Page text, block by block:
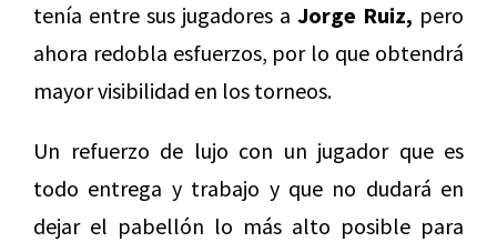
tenía entre sus jugadores a Jorge Ruiz, pero
ahora redobla esfuerzos, por lo que obtendrá
mayor visibilidad en los torneos.
Un refuerzo de lujo con un jugador que es
todo entrega y trabajo y que no dudará en
dejar el pabellón lo más alto posible para